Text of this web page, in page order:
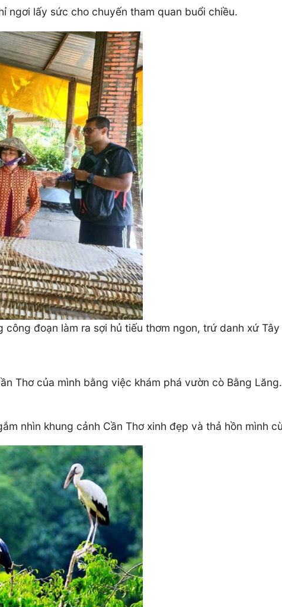
ngơi lấy sức cho chuyến tham quan buổi chiều.
đoạn làm ra sợi hủ tiếu thơm ngon, trứ danh xứ
Thơ của mình bằng việc khám phá vườn cò Bằng
nhìn khung cảnh Cần Thơ xinh đẹp và thả hồn mình